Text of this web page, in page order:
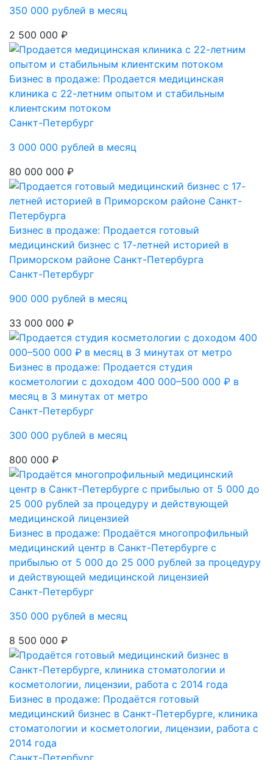
350 000 рублей в месяц
2 500 000 ₽
Бизнес в продаже: Продается медицинская
клиника с 22-летним опытом и стабильным
клиентским потоком
Санкт-Петербург
3 000 000 рублей в месяц
80 000 000 ₽
Бизнес в продаже: Продается готовый
медицинский бизнес с 17-летней историей в
Приморском районе Санкт-Петербурга
Санкт-Петербург
900 000 рублей в месяц
33 000 000 ₽
Бизнес в продаже: Продается студия
косметологии с доходом 400 000–500 000 ₽ в
месяц в 3 минутах от метро
Санкт-Петербург
300 000 рублей в месяц
800 000 ₽
Бизнес в продаже: Продаётся многопрофильный
медицинский центр в Санкт-Петербурге с
прибылью от 5 000 до 25 000 рублей за процедуру
и действующей медицинской лицензией
Санкт-Петербург
350 000 рублей в месяц
8 500 000 ₽
Бизнес в продаже: Продаётся готовый
медицинский бизнес в Санкт-Петербурге, клиника
стоматологии и косметологии, лицензии, работа с
2014 года
Санкт-Петербург